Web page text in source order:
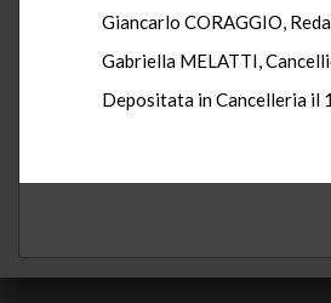
Giancarlo CORAGGIO,
Gabriella MELATTI,
Depositata in Cancelleria il